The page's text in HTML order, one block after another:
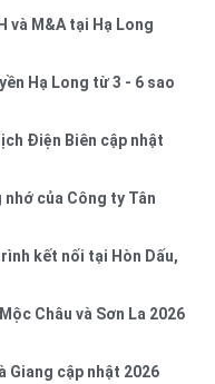
và M&A tại Hạ Long
Hạ Long từ 3 - 6 sao
Điện Biên cập nhật
của Công ty Tân
kết nối tại Hòn Dấu,
Châu và Sơn La 2026
Giang cập nhật 2026